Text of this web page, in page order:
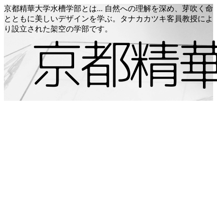
京都精華大学水槽学部とは... 自然への理解を深め、芽吹く命
とともに美しいデザインを学ぶ。タナカカツキ客員教授によ
り設立された架空の学部です。